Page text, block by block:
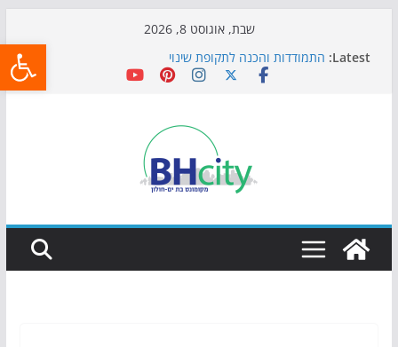
שבת, אוגוסט 8, 2026
Latest: התמודדות והכנה לתקופת שינוי
אי ההרפתקאות ממשיך לכבוש את הגינות: מאות משפחות
כדורגל באווירה מיוחדת: הקרנת גמר המונדיאל בטרמינל
הקיץ של בני הנוער בבת־ים: חוף הריביירה הופך למרחב
בטוח בשעות הערב